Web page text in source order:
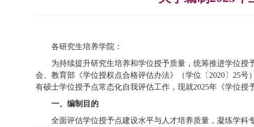
各研究生培养学院：
为持续提升研究生培养和学位授予质量，统筹推进学位授
会、教育部 《学位授权点合格评估办法》（学位〔2020〕25号）
有硕士学位授予点常态化自我评估工作， 现就2025年《学位授
一、 编制目的
全面评估学位授予点建设水平与人才培养质量，凝练学